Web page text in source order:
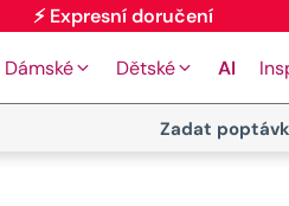
Dámské Dětské AI
Zadat